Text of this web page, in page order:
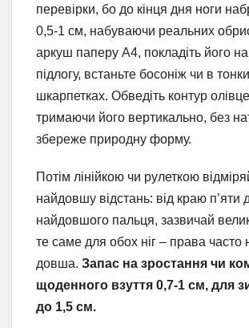
перевірки, бо до кінця дня ноги
0,5-1 см, набуваючи реальних
аркуш паперу А4, покладіть його
підлогу, встаньте босоніж чи в
шкарпетках. Обведіть контур
тримаючи його вертикально, без
збереже природну форму.
Потім лінійкою чи рулеткою
найдовшу відстань: від краю п’яти
найдовшого пальця, зазвичай
те саме для обох ніг – права часто
довша. Запас на зростання чи
щоденного взуття 0,7-1 см, для
до 1,5 см.